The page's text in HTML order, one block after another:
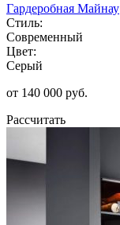
Гардеробная Майнау
Стиль:
Современный
Цвет:
Серый
от 140 000 руб.
Рассчитать